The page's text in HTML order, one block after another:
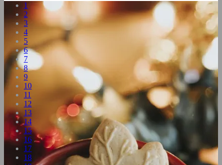
1
2
3
4
5
6
7
8
9
10
11
12
13
14
15
16
17
18